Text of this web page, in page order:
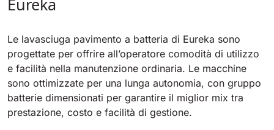
Eureka
Le lavasciuga pavimento a batteria di Eureka sono
progettate per offrire all’operatore comodità di utilizzo
e facilità nella manutenzione ordinaria. Le macchine
sono ottimizzate per una lunga autonomia, con gruppo
batterie dimensionati per garantire il miglior mix tra
prestazione, costo e facilità di gestione.